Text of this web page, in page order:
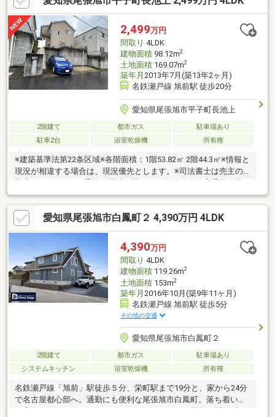
様◆『2022年1月リフォーム完工』■外装：太陽光発電システム、
外壁工事◆リフォーム相談可◆ご要望があれば物件引き渡し後、
ご入居前にリフォーム可能です！ご相談ください！
2,499万円
間取り 4LDK
建物面積98.12m2
土地面積169.07m2
築年月 2013年7月(築13年2ヶ月)
名鉄瀬戸線 旭前駅 徒歩20分
愛知県尾張旭市平子町長池上
2階建て 都市ガス
駐車場あり
駐車2台
浴室乾燥機 所有権
※建築基準法第22条区域※各階面積：1階53.82㎡ 2階44.3㎡※情報と
現況が相違する場合は、現況優先とします。※司法書士は売主の
にご確認ください。
愛知県尾張旭市白鳳町２ 4,390万円 4LDK
4,390万円
間取り 4LDK
建物面積119.26m2
土地面積153m2
築年月 2016年10月(築9年11ヶ月)
名鉄瀬戸線 旭前駅 徒歩5分
その他の交通
愛知県尾張旭市白鳳町２
2階建て 都市ガス
駐車場あり
システムキッチン
浴室乾燥機 所有権
名鉄瀬戸線「旭前」駅徒歩５分、栄町駅まで19分と、家から24分
で名古屋都心部へ。通勤にも便利な尾張旭市白鳳町。落ち着いた